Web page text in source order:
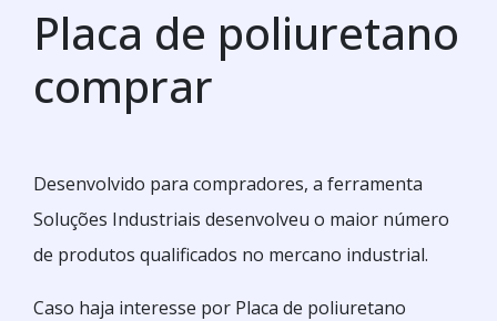
Placa de poliuretano
comprar
Desenvolvido para compradores, a ferramenta
Soluções Industriais desenvolveu o maior número
de produtos qualificados no mercano industrial.
Caso haja interesse por Placa de poliuretano